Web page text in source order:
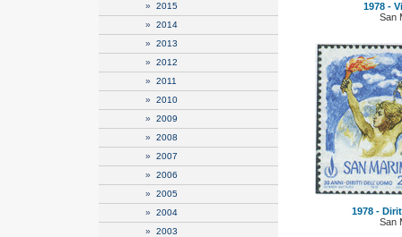
» 2015
» 2014
» 2013
» 2012
» 2011
» 2010
» 2009
» 2008
» 2007
» 2006
» 2005
» 2004
» 2003
1978 -
San
1978 -
San